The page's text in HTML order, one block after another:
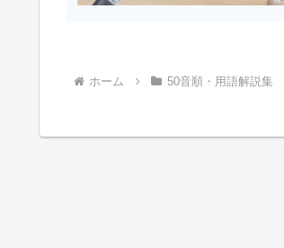
ホーム 50音順・用語解説集